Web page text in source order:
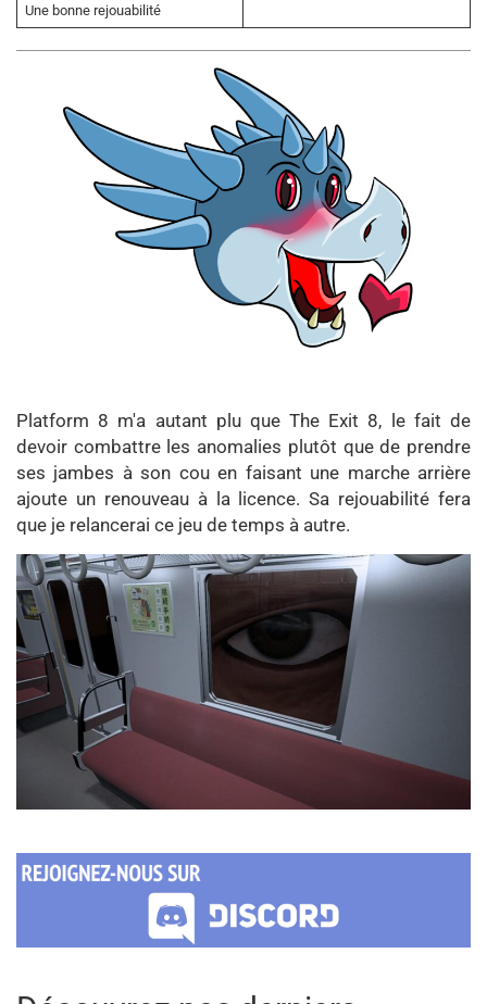
Une bonne rejouabilité
Platform 8 m'a autant plu que The Exit 8, le fait de
devoir combattre les anomalies plutôt que de prendre
ses jambes à son cou en faisant une marche arrière
ajoute un renouveau à la licence. Sa rejouabilité fera
que je relancerai ce jeu de temps à autre.